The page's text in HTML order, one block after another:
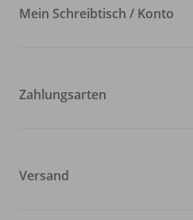
Mein Schreibtisch / Konto
Zahlungsarten
Versand